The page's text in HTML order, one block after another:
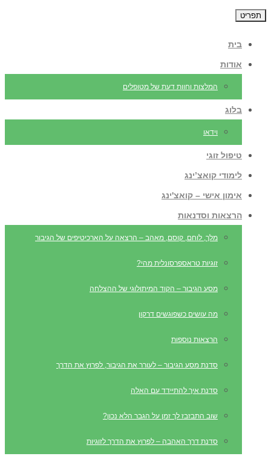
תפריט
בית
אודות
המלצות וחוות דעת של מטופלים
בלוג
וידאו
טיפול זוגי
לימודי קואצ’ינג
אימון אישי – קואצ'ינג
הרצאות וסדנאות
מלך, לוחם, קוסם, מאהב – הרצאה על הארכיטיפים של הגיבור
זוגיות טראספרסונלית מהי?
מסע הגיבור – הקוד המיתולוגי של ההצלחה
מה עושים כשפוגשים דרקון
הרצאות נוספות
סדנת מסע הגיבור – לעורר את הגיבור, לפרוץ את הדרך
סדנת איך להתיידד עם האלה
שוב התבזבז לך זמן על הגבר הלא נכון?
סדנת דרך האהבה – לפרוץ את הדרך לזוגיות